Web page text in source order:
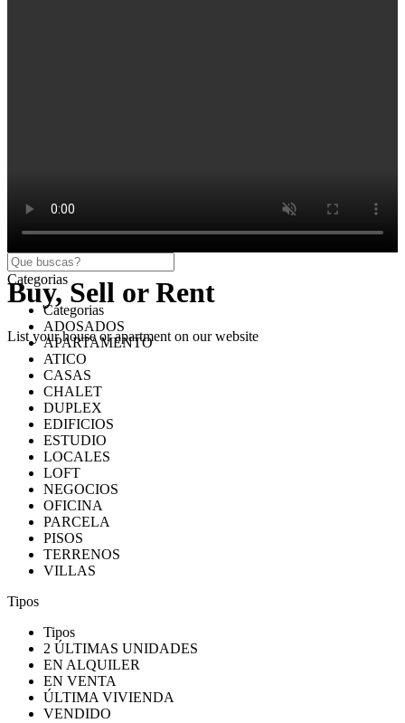
Buy, Sell or Rent
List your house or apartment on our website
Categorias
Categorias
ADOSADOS
APARTAMENTO
ATICO
CASAS
CHALET
DUPLEX
EDIFICIOS
ESTUDIO
LOCALES
LOFT
NEGOCIOS
OFICINA
PARCELA
PISOS
TERRENOS
VILLAS
Tipos
Tipos
2 ÚLTIMAS UNIDADES
EN ALQUILER
EN VENTA
ÚLTIMA VIVIENDA
VENDIDO